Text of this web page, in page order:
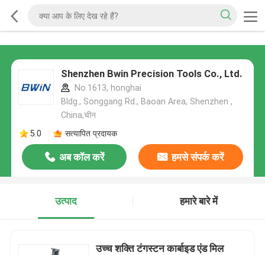
Shenzhen Bwin Precision Tools Co., Ltd.
No.1613, honghai
Bldg., Songgang Rd., Baoan Area, Shenzhen ,
China,चीन
5.0
सत्यापित प्रदायक
अब कॉल करें हमसे संपर्क करें
उत्पाद हमारे बारे में
उच्च शक्ति टंगस्टन कार्बाइड एंड मिल